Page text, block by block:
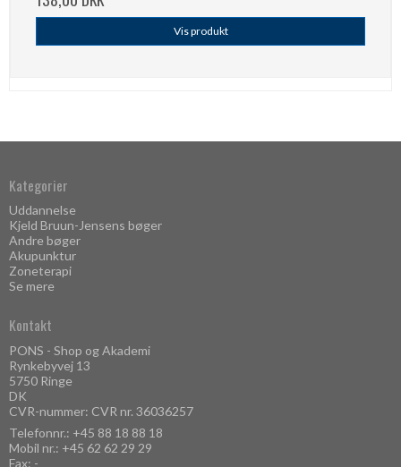
Vis produkt
Kategorier
Uddannelse
Kjeld Bruun-Jensens bøger
Andre bøger
Akupunktur
Zoneterapi
Se mere
Kontakt
PONS - Shop og Akademi
Rynkebyvej 13
5750 Ringe
DK
CVR-nummer: CVR nr. 36036257
Telefonnr.: +45 88 18 88 18
Mobil nr.: +45 62 62 29 29
Fax: -